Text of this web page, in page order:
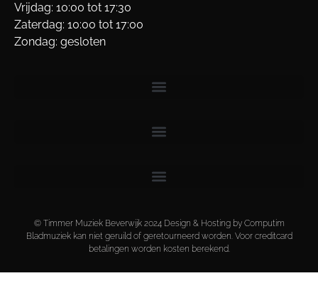
Vrijdag: 10:00 tot 17:30
Zaterdag: 10:00 tot 17:00
Zondag: gesloten
© Timmer Muziek Beverwijk 2024 Design & Hosting by Computim
Bladmuziek kan niet geruild of geretourneerd worden. Voor creditcard
betalingen worden kosten berekend.